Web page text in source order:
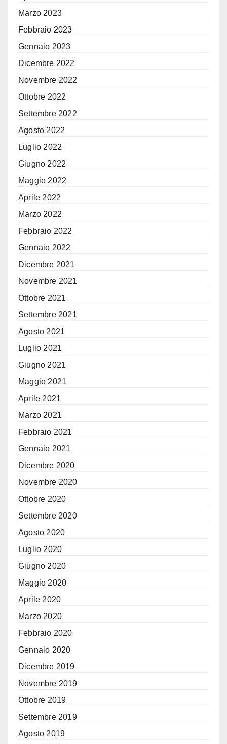
Marzo 2023
Febbraio 2023
Gennaio 2023
Dicembre 2022
Novembre 2022
Ottobre 2022
Settembre 2022
Agosto 2022
Luglio 2022
Giugno 2022
Maggio 2022
Aprile 2022
Marzo 2022
Febbraio 2022
Gennaio 2022
Dicembre 2021
Novembre 2021
Ottobre 2021
Settembre 2021
Agosto 2021
Luglio 2021
Giugno 2021
Maggio 2021
Aprile 2021
Marzo 2021
Febbraio 2021
Gennaio 2021
Dicembre 2020
Novembre 2020
Ottobre 2020
Settembre 2020
Agosto 2020
Luglio 2020
Giugno 2020
Maggio 2020
Aprile 2020
Marzo 2020
Febbraio 2020
Gennaio 2020
Dicembre 2019
Novembre 2019
Ottobre 2019
Settembre 2019
Agosto 2019